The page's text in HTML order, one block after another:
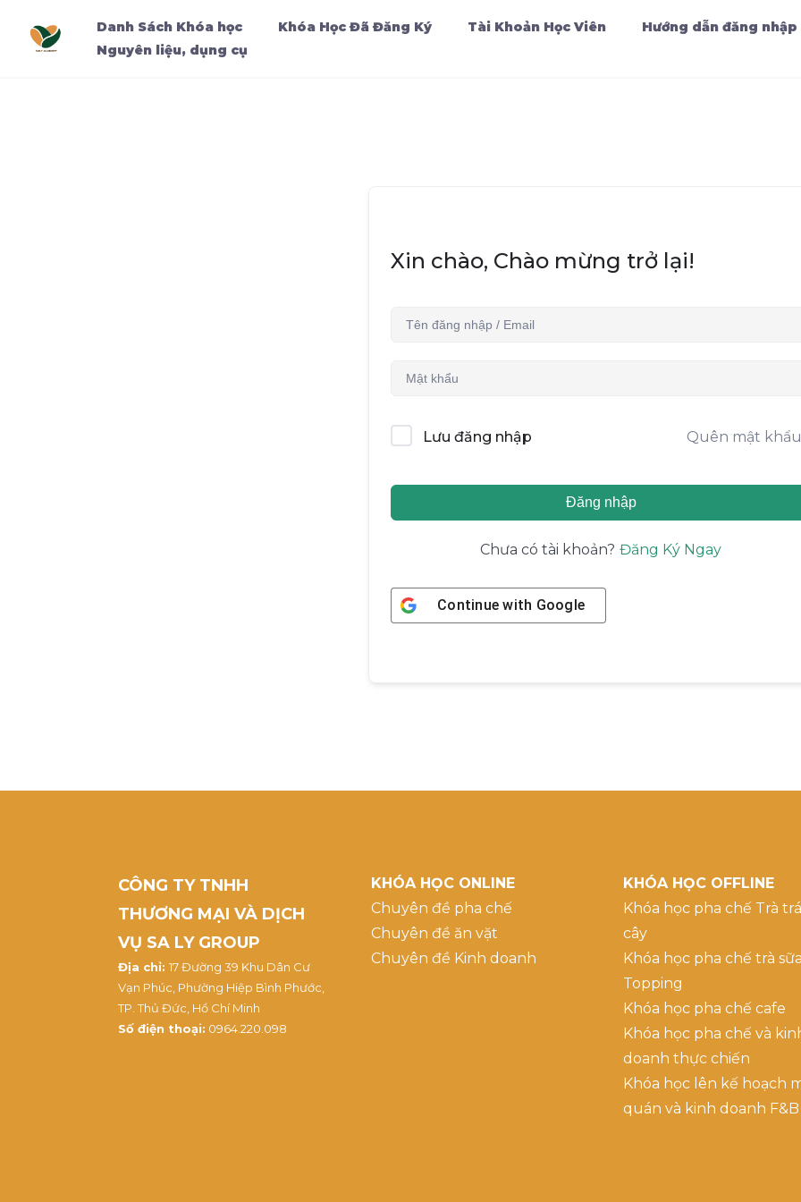
Danh Sách Khóa học Khóa Học Đã Đăng Ký Tài Khoản Học Viên
Hướng dẫn đăng nhập
Nguyên liệu, dụng cụ
Xin chào, Chào mừng trở lại!
Lưu đăng nhập Quên mật
Đăng nhập
Chưa có tài khoản? Đăng Ký Ngay
Continue with Google
CÔNG TY TNHH
THƯƠNG MẠI VÀ DỊCH
VỤ SA LY GROUP
Địa chỉ: 17 Đường 39 Khu Dân Cư
Vạn Phúc, Phường Hiệp Bình Phước,
TP. Thủ Đức, Hồ Chí Minh
Số điện thoại: 0964.220.098
KHÓA HỌC ONLINE
Chuyên đề pha chế
Chuyên đề ăn vặt
Chuyên đề Kinh doanh
KHÓA HỌC OFFLINE
Khóa học pha chế Trà
cây
Khóa học pha chế trà
Topping
Khóa học pha chế cafe
Khóa học pha chế và
doanh thực chiến
Khóa học lên kế hoạch
quán và kinh doanh F&B